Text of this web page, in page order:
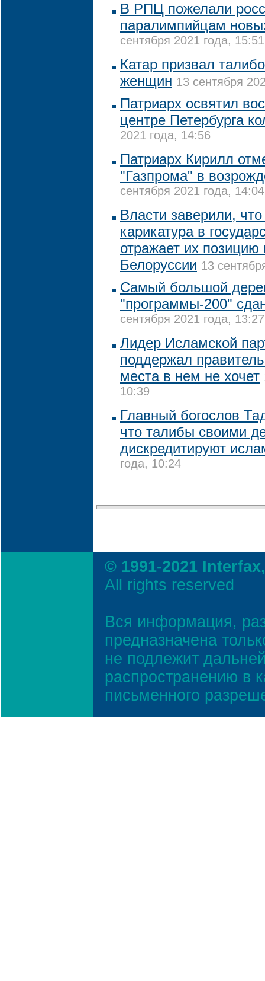
В РПЦ пожелали
паралимпийцам
сентября 2021 года, 15:51
Катар призвал
женщин 13 сентября
Патриарх освятил
центре Петербурга
2021 года, 14:56
Патриарх Кирилл
"Газпрома" в
сентября 2021 года, 14:04
Власти заверили,
карикатура в
отражает их
Белоруссии 13
Самый большой
"программы-200"
сентября 2021 года, 13:27
Лидер Исламской
поддержал
места в нем не хочет
10:39
Главный богослов
что талибы своими
дискредитируют
года, 10:24
© 1991-2021
All rights reserved
Вся информация,
предназначена
не подлежит
распространению в
письменного